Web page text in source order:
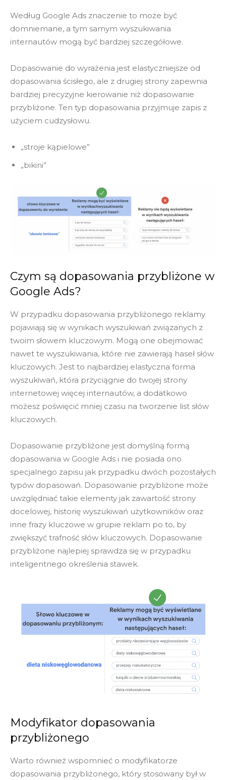
Według Google Ads znaczenie to może być
domniemane, a tym samym wyszukiwania
internautów mogą być bardziej szczegółowe.
Dopasowanie do wyrażenia jest elastyczniejsze od
dopasowania ścisłego, ale z drugiej strony zapewnia
bardziej precyzyjne kierowanie niż dopasowanie
przybliżone. Ten typ dopasowania przyjmuje zapis z
użyciem cudzysłowu.
„stroje kąpielowe”
„bikini”
Czym są dopasowania przybliżone w
Google Ads?
W przypadku dopasowania przybliżonego reklamy
pojawiają się w wynikach wyszukiwań związanych z
twoim słowem kluczowym. Mogą one obejmować
nawet te wyszukiwania, które nie zawierają haseł słów
kluczowych. Jest to najbardziej elastyczna forma
wyszukiwań, która przyciągnie do twojej strony
internetowej więcej internautów, a dodatkowo
możesz poświęcić mniej czasu na tworzenie list słów
kluczowych.
Dopasowanie przybliżone jest domyślną formą
dopasowania w Google Ads i nie posiada ono
specjalnego zapisu jak przypadku dwóch pozostałych
typów dopasowań. Dopasowanie przybliżone może
uwzględniać takie elementy jak zawartość strony
docelowej, historię wyszukiwań użytkowników oraz
inne frazy kluczowe w grupie reklam po to, by
zwiększyć trafność słów kluczowych. Dopasowanie
przybliżone najlepiej sprawdza się w przypadku
inteligentnego określenia stawek.
Modyfikator dopasowania
przybliżonego
Warto również wspomnieć o modyfikatorze
dopasowania przybliżonego, który stosowany był w